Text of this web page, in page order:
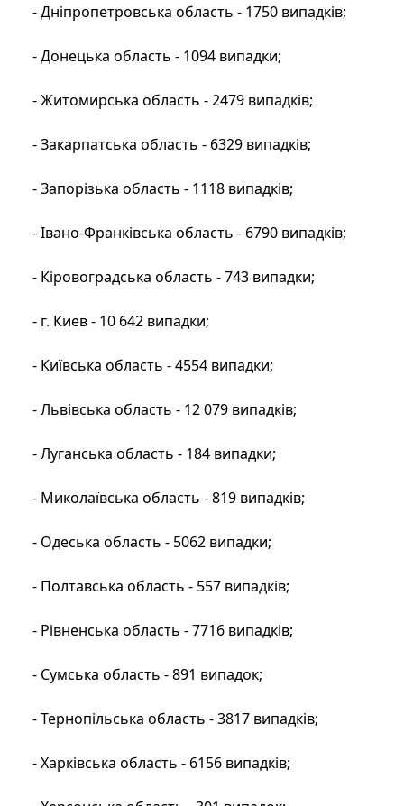
- Дніпропетровська область - 1750 випадків;
- Донецька область - 1094 випадки;
- Житомирська область - 2479 випадків;
- Закарпатська область - 6329 випадків;
- Запорізька область - 1118 випадків;
- Івано-Франківська область - 6790 випадків;
- Кіровоградська область - 743 випадки;
- г. Киев - 10 642 випадки;
- Київська область - 4554 випадки;
- Львівська область - 12 079 випадків;
- Луганська область - 184 випадки;
- Миколаївська область - 819 випадків;
- Одеська область - 5062 випадки;
- Полтавська область - 557 випадків;
- Рівненська область - 7716 випадків;
- Сумська область - 891 випадок;
- Тернопільська область - 3817 випадків;
- Харківська область - 6156 випадків;